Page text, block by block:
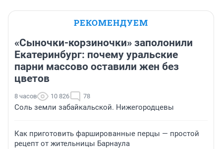
РЕКОМЕНДУЕМ
«Сыночки-корзиночки» заполонили
Екатеринбург: почему уральские
парни массово оставили жен без
цветов
8 часов 10 826 78
Соль земли забайкальской. Нижегородцевы
Как приготовить фаршированные перцы — простой
рецепт от жительницы Барнаула